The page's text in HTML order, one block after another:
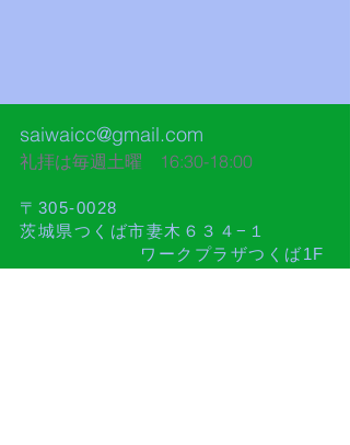
saiwaicc@gmail.com
礼拝は毎週土曜 16:30-18:00​
〒305-0028
茨城県つくば市妻木６３４−１
ワークプラザつくば1F